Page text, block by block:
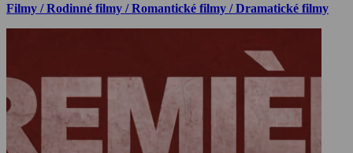
Filmy / Rodinné filmy / Romantické filmy / Dramatické filmy